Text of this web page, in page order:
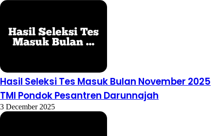
Hasil Seleksi Tes Masuk Bulan November 2025
TMI Pondok Pesantren Darunnajah
3 December 2025